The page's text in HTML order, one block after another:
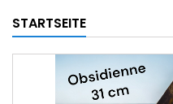
STARTSEITE